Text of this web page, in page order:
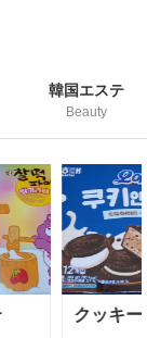
韓国エステ
Beauty
ム ミルク米菓